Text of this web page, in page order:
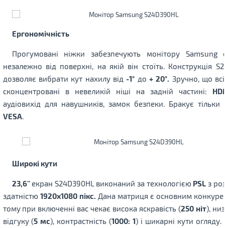
Ергономічність
Прогумовані ніжки забезпечують монітору Samsung
незалежно від поверхні, на якій він стоїть. Конструкція
дозволяє вибрати кут нахилу від-1° до + 20°. Зручно, що
сконцентровані в невеликій ніші на задній частині:
аудіовихід для навушників, замок безпеки. Бракує тільки
VESA.
Широкі кути
23,6''екран S24D390HL виконаний за технологією PSL з
здатністю 1920х1080 пікс. Дана матриця є основним
тому при включенні вас чекає висока яскравість (250 ніт),
відгуку (5 мс), контрастність (1000: 1) і шикарні кути огляду.